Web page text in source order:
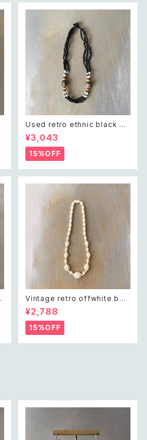
Used retro ethnic black be
ads necklace レトロ ユーズ
ド アクセサリー エスニック ブラ
ック ビーズ ネックレス
¥3,043
15%OFF
Vintage retro offwhite bea
ds necklace レトロ ヴィンテ
ージ アクセサリー オフホワイト
ビーズ ネックレス
¥2,788
15%OFF